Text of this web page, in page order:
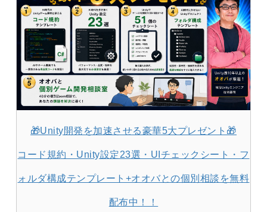
🎁Unity開発を加速させる豪華5大プレゼント🎁
コード規約・Unity設定23選・UIチェックシート・フ
ォルダ構成テンプレート+オオバとの個別相談を無料
配布中！！